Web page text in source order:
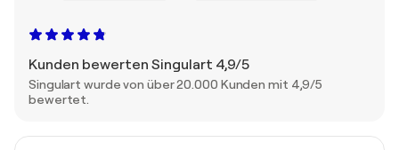
Kunden bewerten Singulart 4,9/5
Singulart wurde von über 20.000 Kunden mit 4,9/5
bewertet.